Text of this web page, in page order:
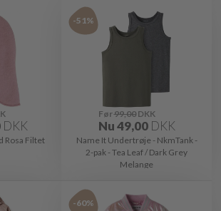
DKK
Rosa Filtet
-51%
Før99,00DKK
Nu49,00 DKK
Name It Undertrøje - NkmTank -
2-pak - Tea Leaf / Dark Grey
Melange
-60%